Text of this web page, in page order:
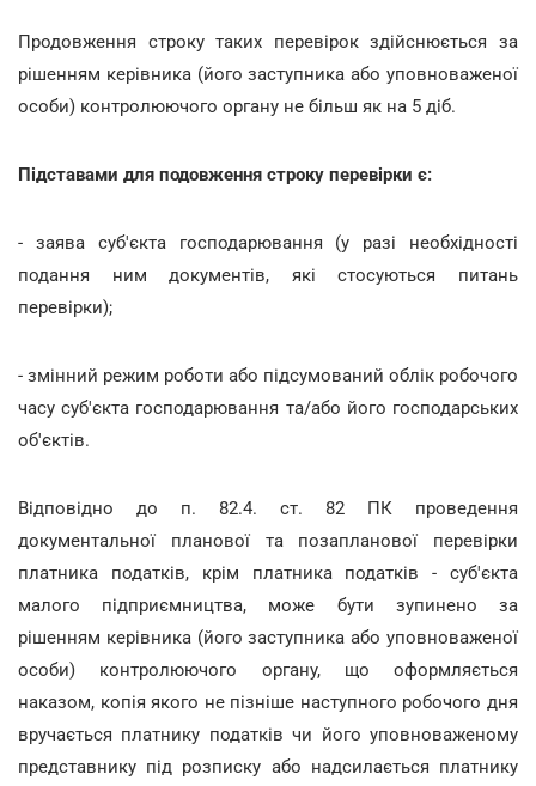
Продовження строку таких перевірок здійснюється за
рішенням керівника (його заступника або уповноваженої
особи) контролюючого органу не більш як на 5 діб.
Підставами для подовження строку перевірки є:
- заява суб'єкта господарювання (у разі необхідності
подання ним документів, які стосуються питань
перевірки);
- змінний режим роботи або підсумований облік робочого
часу суб'єкта господарювання та/або його господарських
об'єктів.
Відповідно до п. 82.4. ст. 82 ПК проведення
документальної планової та позапланової перевірки
платника податків, крім платника податків - суб'єкта
малого підприємництва, може бути зупинено за
рішенням керівника (його заступника або уповноваженої
особи) контролюючого органу, що оформляється
наказом, копія якого не пізніше наступного робочого дня
вручається платнику податків чи його уповноваженому
представнику під розписку або надсилається платнику